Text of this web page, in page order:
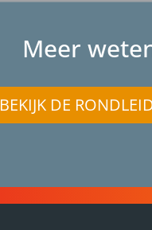
Meer
BEKIJK DE